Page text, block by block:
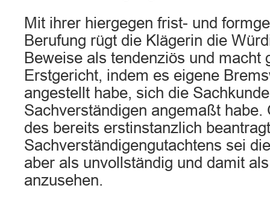
Mit ihrer hiergegen frist- und
Berufung rügt die Klägerin die
Beweise als tendenziös und macht
Erstgericht, indem es eigene
angestellt habe, sich die
Sachverständigen angemaßt habe.
des bereits erstinstanzlich
Sachverständigengutachtens sei
aber als unvollständig und damit
anzusehen.